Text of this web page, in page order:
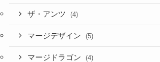
ザ・アンツ (4)
マージデザイン (5)
マージドラゴン (4)